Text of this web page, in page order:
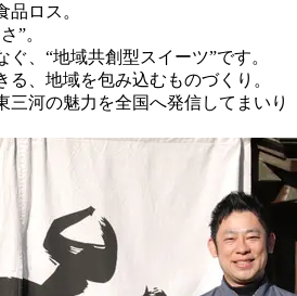
ロス。
”。
、“地域共創型スイーツ”です。
、地域を包み込むものづくり。
三河の魅力を全国へ発信してまいり